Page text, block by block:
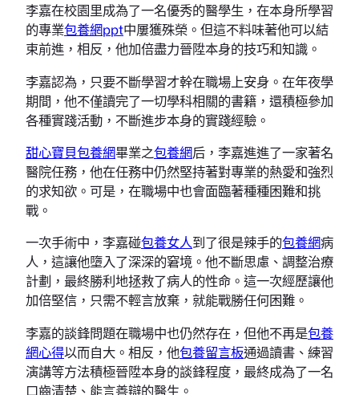
李嘉在校園里成為了一名優秀的醫學生，在本身所學習
的專業包養網ppt中屢獲殊榮。但這不料味著他可以結
束前進，相反，他加倍盡力晉陞本身的技巧和知識。
李嘉認為，只要不斷學習才幹在職場上安身。在年夜學
期間，他不僅讀完了一切學科相關的書籍，還積極參加
各種實踐活動，不斷進步本身的實踐經驗。
甜心寶貝包養網畢業之包養網后，李嘉進進了一家著名
醫院任務，他在任務中仍然堅持著對專業的熱愛和強烈
的求知欲。可是，在職場中也會面臨著種種困難和挑
戰。
一次手術中，李嘉碰包養女人到了很是辣手的包養網病
人，這讓他墮入了深深的窘境。他不斷思慮、調整治療
計劃，最終勝利地拯救了病人的性命。這一次經歷讓他
加倍堅信，只需不輕言放棄，就能戰勝任何困難。
李嘉的談鋒問題在職場中也仍然存在，但他不再是包養
網心得以而自大。相反，他包養留言板通過讀書、練習
演講等方法積極晉陞本身的談鋒程度，最終成為了一名
口齒清楚、能言善辯的醫生。